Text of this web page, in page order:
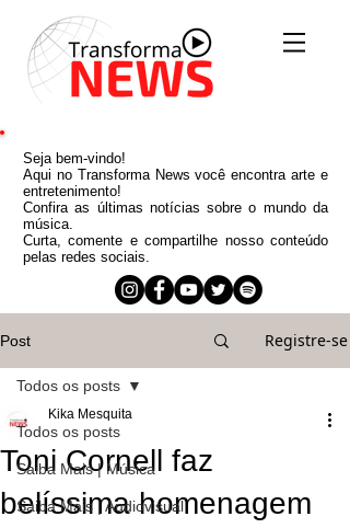
Seja bem-vindo!
Aqui no Transforma News você encontra arte e
entretenimento!
Confira as últimas notícias sobre o mundo da
música.
Curta, comente e compartilhe nosso conteúdo
pelas redes sociais.
Post Registre-se
Todos os posts
Saiba Mais | Música
Saiba Mais | Audiovisual
Todos os posts
Toni Cornell faz
belíssima homenagem
Kika Mesquita